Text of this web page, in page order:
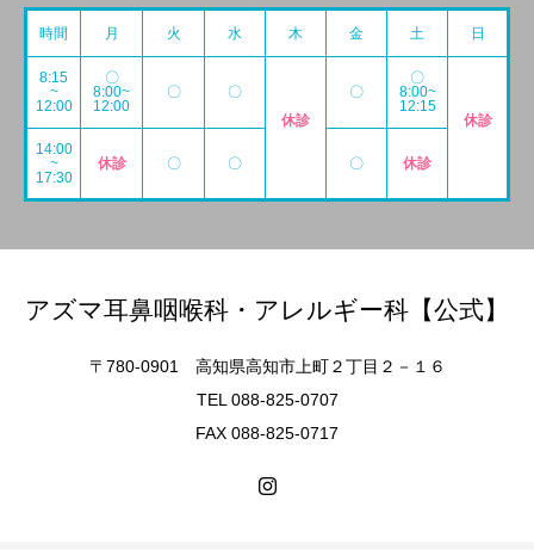
時間 月 火 水 木 金 土 日
8:15
~
12:00
〇
8:00~
12:00
〇
〇
休診
〇
〇
8:00~
12:15
休診
14:00
~
17:30
休診 〇 〇 〇 休診
アズマ耳鼻咽喉科・アレルギー科【公式】
〒780-0901 高知県高知市上町２丁目２－１６
TEL 088-825-0707
FAX 088-825-0717